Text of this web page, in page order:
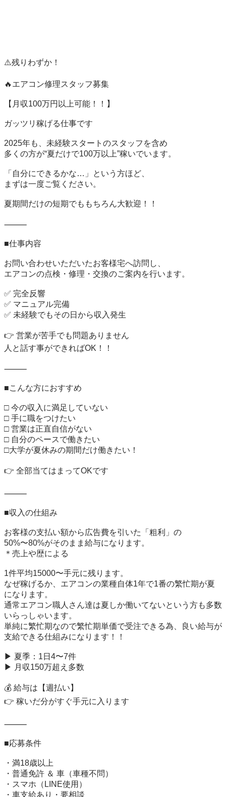
⚠️残りわずか！
🔥エアコン修理スタッフ募集
【月収100万円以上可能！！】
ガッツリ稼げる仕事です
2025年も、未経験スタートのスタッフを含め
多くの方が“夏だけで100万以上”稼いでいます。
「自分にできるかな…」という方ほど、
まずは一度ご覧ください。
夏期間だけの短期でももちろん大歓迎！！
⸻
■仕事内容
お問い合わせいただいたお客様宅へ訪問し、
エアコンの点検・修理・交換のご案内を行います。
✅ 完全反響
✅ マニュアル完備
✅ 未経験でもその日から収入発生
👉 営業が苦手でも問題ありません
人と話す事ができればOK！！
⸻
■こんな方におすすめ
□ 今の収入に満足していない
□ 手に職をつけたい
□ 営業は正直自信がない
□ 自分のペースで働きたい
□大学が夏休みの期間だけ働きたい！
👉 全部当てはまってOKです
⸻
■収入の仕組み
お客様の支払い額から広告費を引いた「粗利」の
50%〜80%がそのまま給与になります。
＊売上や歴による
1件平均15000〜手元に残ります。
なぜ稼げるか、エアコンの業種自体1年で1番の繁忙期が夏
になります。
通常エアコン職人さん達は夏しか働いてないという方も多数
いらっしゃいます。
単純に繁忙期なので繁忙期単価で受注できる為、良い給与が
支給できる仕組みになります！！
▶ 夏季：1日4〜7件
▶ 月収150万超え多数
💰 給与は【週払い】
👉 稼いだ分がすぐ手元に入ります
⸻
■応募条件
・満18歳以上
・普通免許 ＆ 車（車種不問）
・スマホ（LINE使用）
・車支給あり・要相談